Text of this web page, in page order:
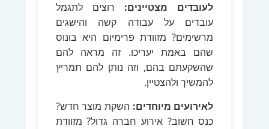
לעובדים מצטיינים: רוצים לתגמל
עובדים על עבודה קשה והישגים
מרשימים? מזוודת פרימיום היא בונוס
שהם באמת יעריכו. זה מראה להם
שהשקעתם בהם, וזה נותן להם תמריץ
להמשיך ולהצטיין.
לאירועים מיוחדים: השקת מוצר חדש?
כנס חשוב? אירוע חברה גדול? מזוודת